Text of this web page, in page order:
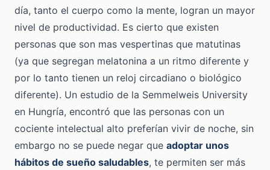
día, tanto el cuerpo como la mente, logran un mayor
nivel de productividad. Es cierto que existen
personas que son mas vespertinas que matutinas
(ya que segregan melatonina a un ritmo diferente y
por lo tanto tienen un reloj circadiano o biológico
diferente). Un estudio de la Semmelweis University
en Hungría, encontró que las personas con un
cociente intelectual alto preferían vivir de noche, sin
embargo no se puede negar que adoptar unos
hábitos de sueño saludables, te permiten ser más